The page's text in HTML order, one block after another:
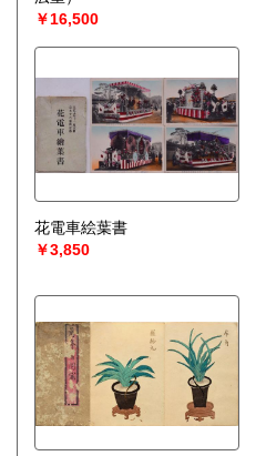
￥16,500
花電車絵葉書
￥3,850